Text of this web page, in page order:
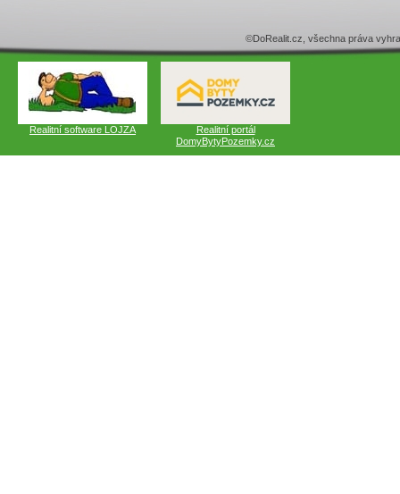
©DoRealit.cz, všechna práva
Realitní software LOJZA
Realitní portál
DomyBytyPozemky.cz